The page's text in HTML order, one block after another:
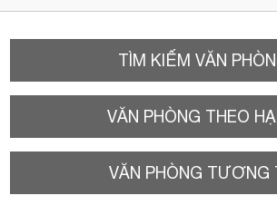
TÌM KIẾM VĂN
VĂN PHÒNG THEO
VĂN PHÒNG TƯƠNG